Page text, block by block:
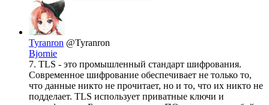
Tyranron @Tyranron
Bjornie
7. TLS - это промышленный стандарт шифрования.
Современное шифрование обеспечивает не только то,
что данные никто не прочитает, но и то, что их никто не
подделает. TLS использует приватные ключи и